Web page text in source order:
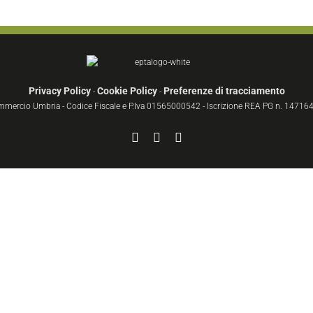
Privacy Policy- Cookie Policy- Preferenze di tracciamento
Umbria - Codice Fiscale e P.Iva 01565000542 - Iscrizione REA PG n.
FacebookYouTube